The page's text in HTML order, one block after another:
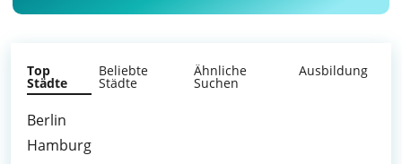
Top
Städte
Beliebte
Städte
Ähnliche
Suchen
Ausbildung
Berlin
Hamburg